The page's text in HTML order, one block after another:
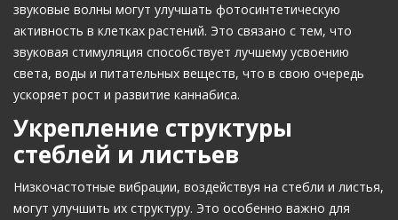
звуковые волны могут улучшать фотосинтетическую
активность в клетках растений. Это связано с тем, что
звуковая стимуляция способствует лучшему усвоению
света, воды и питательных веществ, что в свою очередь
ускоряет рост и развитие каннабиса.
Укрепление структуры
стеблей и листьев
Низкочастотные вибрации, воздействуя на стебли и листья,
могут улучшить их структуру. Это особенно важно для